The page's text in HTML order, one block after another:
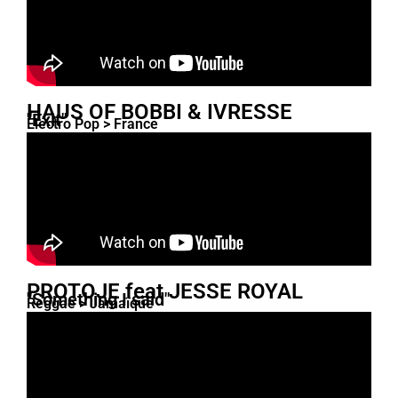
HAUS OF BOBBI & IVRESSE
"Exit"
Electro Pop > France
PROTOJE feat JESSE ROYAL
"Something I said"
Reggae > Jamaïque